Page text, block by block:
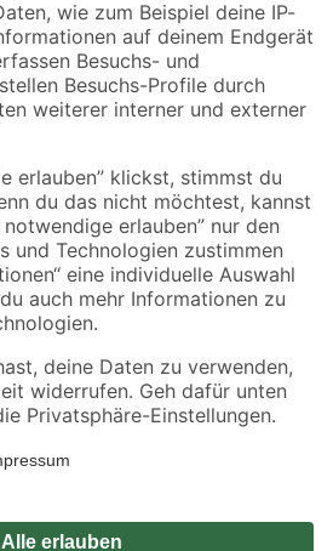
Versandarten
MwSt.. Die dargestellten Angebote sind unter
Die angegebenen Verfügbarkeiten beziehen
gilt nicht für Artikel mit Speditionsversand, hier
Impressum